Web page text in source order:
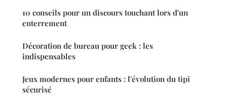
10 conseils pour un discours touchant lors d'un
enterrement
Décoration de bureau pour geek : les
indispensables
Jeux modernes pour enfants : l'évolution du tipi
sécurisé